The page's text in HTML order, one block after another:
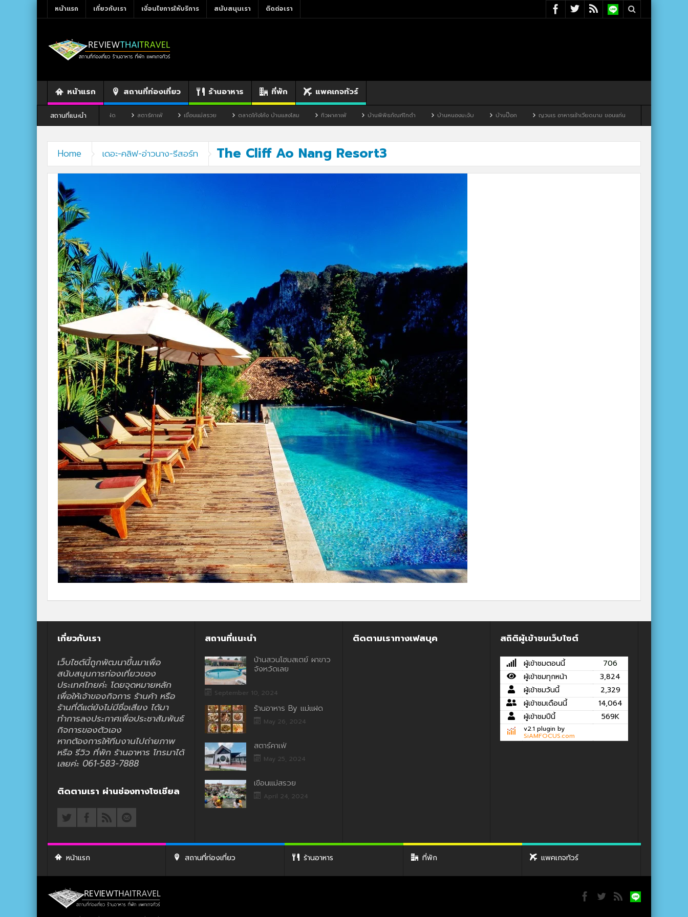
หน้าแรก เกี่ยวกับเรา เงื่อนไขการให้บริการ สนับสนุนเรา ติดต่อเรา
หน้าแรก สถานที่ท่องเที่ยว ร้านอาหาร ที่พัก แพคเกจทัวร์
สถานที่แนะนำ
ร้านอาหาร By แม่แฝด สตาร์คาเฟ่ เขื่อนแม่สรวย ตลาดโก้งโค้ง บ้านแสงโสม ทิวผาคาเฟ่ บ้านพิพิธภัณฑ์ไทดำ บ้านหนองมะจับ บ้านป๊อก ญวนเร อาหารเช้าเวียดนาม ขอนแก่น
Home เดอะ-คลิฟ-อ่าวนาง-รีสอร์ท The Cliff Ao Nang Resort3
เกี่ยวกับเรา
เว็บไซต์นี้ถูกพัฒนาขึ้นมาเพื่อ
สนับสนุนการท่องเที่ยวของ
ประเทศไทยค่ะ โดยจุดหมายหลัก
เพื่อให้เจ้าของกิจการ ร้านค้า หรือ
ร้านที่ดีแต่ยังไม่มีชื่อเสียง ได้มา
ทำการลงประกาศเพื่อประชาสัมพันธ์
กิจการของตัวเอง
หากต้องการให้ทีมงานไปถ่ายภาพ
หรือ รีวิว ที่พัก ร้านอาหาร โทรมาได้
เลยค่ะ 061-583-7888
ติดตามเรา ผ่านช่องทางโซเชียล
สถานที่แนะนำ
บ้านสวนโฮมสเตย์ ผาขาว
จังหวัดเลย
September 10, 2024
ร้านอาหาร By แม่แฝด
May 26, 2024
สตาร์คาเฟ่
May 25, 2024
เขื่อนแม่สรวย
April 24, 2024
ติดตามเราทางเฟสบุค สถิติผู้เข้าชมเว็บไซต์
ผู้เข้าชมตอนนี้
706
ผู้เข้าชมทุกหน้า
3,824
ผู้เข้าชมวันนี้
2,329
ผู้เข้าชมเดือนนี้
14,064
ผู้เข้าชมปีนี้
569K
v2.1 plugin by
SiAMFOCUS.com
หน้าแรก สถานที่ท่องเที่ยว ร้านอาหาร ที่พัก แพคเกจทัวร์